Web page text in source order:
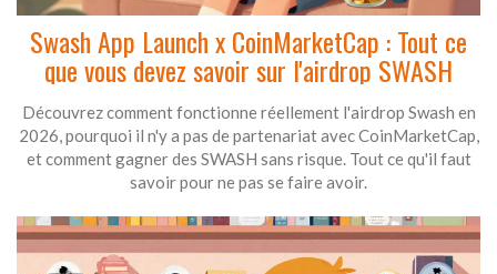
Swash App Launch x CoinMarketCap : Tout ce
que vous devez savoir sur l'airdrop SWASH
Découvrez comment fonctionne réellement l'airdrop Swash en
2026, pourquoi il n'y a pas de partenariat avec CoinMarketCap,
et comment gagner des SWASH sans risque. Tout ce qu'il faut
savoir pour ne pas se faire avoir.